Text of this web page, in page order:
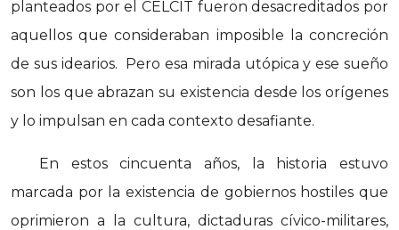
planteados por el CELCIT fueron desacreditados por
aquellos que consideraban imposible la concreción
de sus idearios. Pero esa mirada utópica y ese sueño
son los que abrazan su existencia desde los orígenes
y lo impulsan en cada contexto desafiante.
En estos cincuenta años, la historia estuvo
marcada por la existencia de gobiernos hostiles que
oprimieron a la cultura, dictaduras cívico-militares,